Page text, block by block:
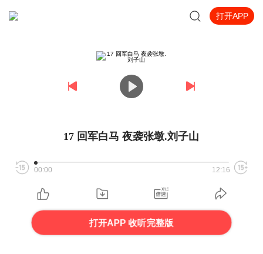
打开APP
17 回军白马 夜袭张墩.刘子山
00:00 12:16
打开APP 收听完整版